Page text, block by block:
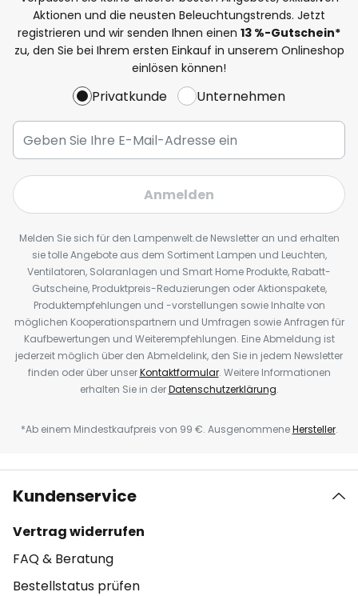
Aktionen und die neusten Beleuchtungstrends. Jetzt
registrieren und wir senden Ihnen einen 13 %-Gutschein*
zu, den Sie bei Ihrem ersten Einkauf in unserem Onlineshop
einlösen können!
Privatkunde Unternehmen
Anmelden
Melden Sie sich für den Lampenwelt.de Newsletter an und erhalten
sie tolle Angebote aus dem Sortiment Lampen und Leuchten,
Ventilatoren, Solaranlagen und Smart Home Produkte, Rabatt-
Gutscheine, Produktpreis-Reduzierungen oder Aktionspakete,
Produktempfehlungen und -vorstellungen sowie Inhalte von
möglichen Kooperationspartnern und Umfragen sowie Anfragen für
Kaufbewertungen und Weiterempfehlungen. Eine Abmeldung ist
jederzeit möglich über den Abmeldelink, den Sie in jedem Newsletter
finden oder über unserKontaktformular. Weitere Informationen
erhalten Sie in derDatenschutzerklärung.
*Ab einem Mindestkaufpreis von 99 €. AusgenommeneHersteller.
Kundenservice
Vertrag widerrufen
FAQ & Beratung
Bestellstatus prüfen